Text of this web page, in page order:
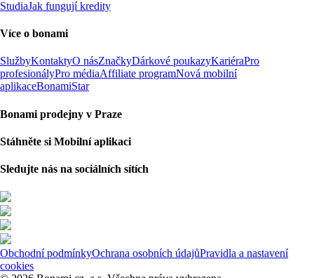
StudiaJak fungují kredity
Více o bonami
SlužbyKontaktyO násZnačkyDárkové poukazyKariéraPro
profesionályPro médiaAffiliate programNová mobilní
aplikaceBonamiStar
Bonami prodejny v Praze
Stáhněte si Mobilní aplikaci
Sledujte nás na sociálních sítích
Obchodní podmínkyOchrana osobních údajůPravidla a nastavení
cookies